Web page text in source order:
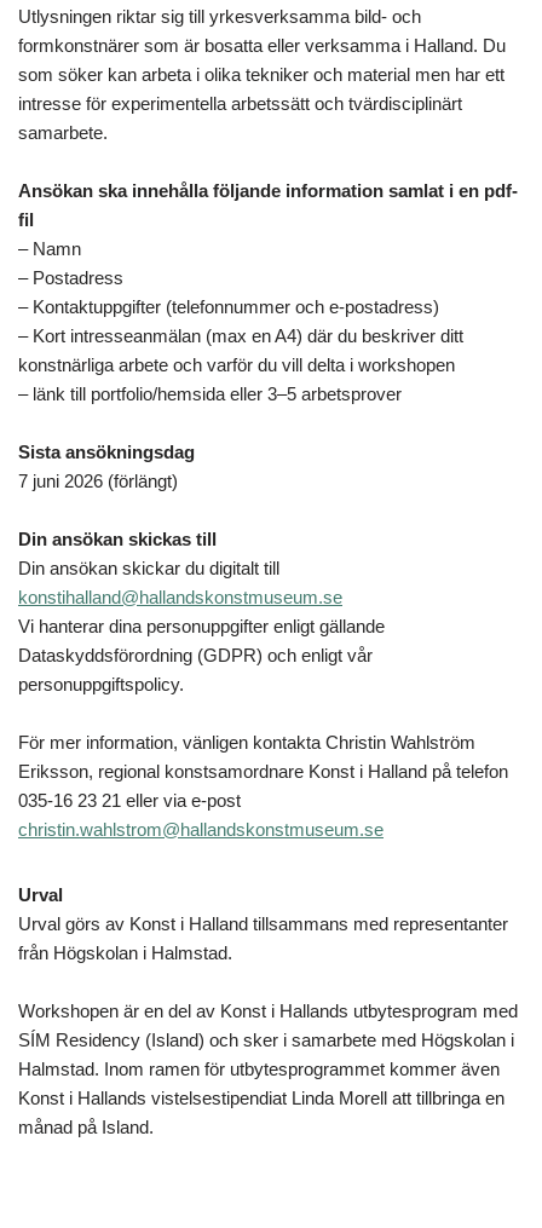
Utlysningen riktar sig till yrkesverksamma bild- och
formkonstnärer som är bosatta eller verksamma i Halland. Du
som söker kan arbeta i olika tekniker och material men har ett
intresse för experimentella arbetssätt och tvärdisciplinärt
samarbete.
Ansökan ska innehålla följande information samlat i en pdf-
fil
– Namn
– Postadress
– Kontaktuppgifter (telefonnummer och e-postadress)
– Kort intresseanmälan (max en A4) där du beskriver ditt
konstnärliga arbete och varför du vill delta i workshopen
– länk till portfolio/hemsida eller 3–5 arbetsprover
Sista ansökningsdag
7 juni 2026 (förlängt)
Din ansökan skickas till
Din ansökan skickar du digitalt till
konstihalland@hallandskonstmuseum.se
Vi hanterar dina personuppgifter enligt gällande
Dataskyddsförordning (GDPR) och enligt vår
personuppgiftspolicy.
För mer information, vänligen kontakta Christin Wahlström
Eriksson, regional konstsamordnare Konst i Halland på telefon
035-16 23 21 eller via e-post
christin.wahlstrom@hallandskonstmuseum.se
Urval
Urval görs av Konst i Halland tillsammans med representanter
från Högskolan i Halmstad.
Workshopen är en del av Konst i Hallands utbytesprogram med
SÍM Residency (Island) och sker i samarbete med Högskolan i
Halmstad. Inom ramen för utbytesprogrammet kommer även
Konst i Hallands vistelsestipendiat Linda Morell att tillbringa en
månad på Island.